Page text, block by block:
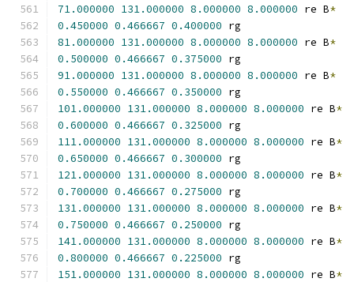
71.000000 131.000000 8.000000 8.000000 re B*
0.450000 0.466667 0.400000 rg
81.000000 131.000000 8.000000 8.000000 re B*
0.500000 0.466667 0.375000 rg
91.000000 131.000000 8.000000 8.000000 re B*
0.550000 0.466667 0.350000 rg
101.000000 131.000000 8.000000 8.000000 re B*
0.600000 0.466667 0.325000 rg
111.000000 131.000000 8.000000 8.000000 re B*
0.650000 0.466667 0.300000 rg
121.000000 131.000000 8.000000 8.000000 re B*
0.700000 0.466667 0.275000 rg
131.000000 131.000000 8.000000 8.000000 re B*
0.750000 0.466667 0.250000 rg
141.000000 131.000000 8.000000 8.000000 re B*
0.800000 0.466667 0.225000 rg
151.000000 131.000000 8.000000 8.000000 re B*